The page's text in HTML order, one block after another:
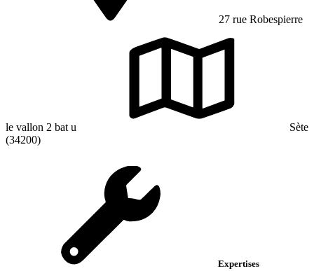
27 rue Robespierre
le vallon 2 bat u
Sète
(34200)
Expertises